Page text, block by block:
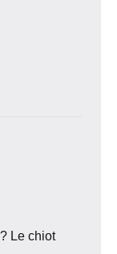
Le chiot